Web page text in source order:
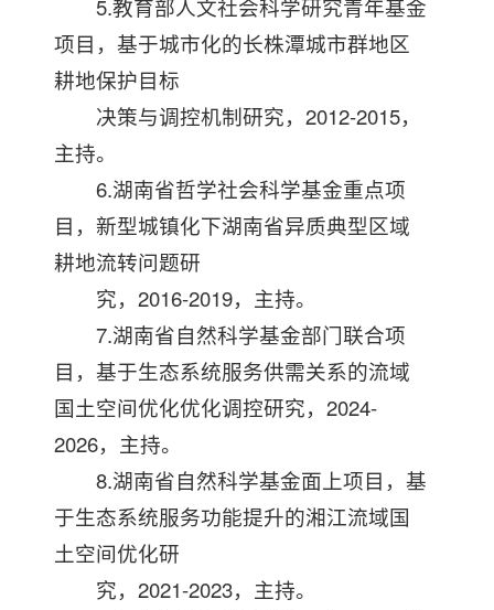
5.教育部人文社会科学研究青年基金
项目，基于城市化的长株潭城市群地区
耕地保护目标
决策与调控机制研究，2012-2015，
主持。
6.湖南省哲学社会科学基金重点项
目，新型城镇化下湖南省异质典型区域
耕地流转问题研
究，2016-2019，主持。
7.湖南省自然科学基金部门联合项
目，基于生态系统服务供需关系的流域
国土空间优化优化调控研究，2024-
2026，主持。
8.湖南省自然科学基金面上项目，基
于生态系统服务功能提升的湘江流域国
土空间优化研
究，2021-2023，主持。